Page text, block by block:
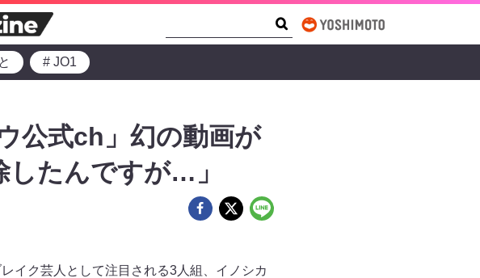
# JO1
公式ch」幻の動画が
したんですが…」
イク芸人として注目される3人組、イノシカ